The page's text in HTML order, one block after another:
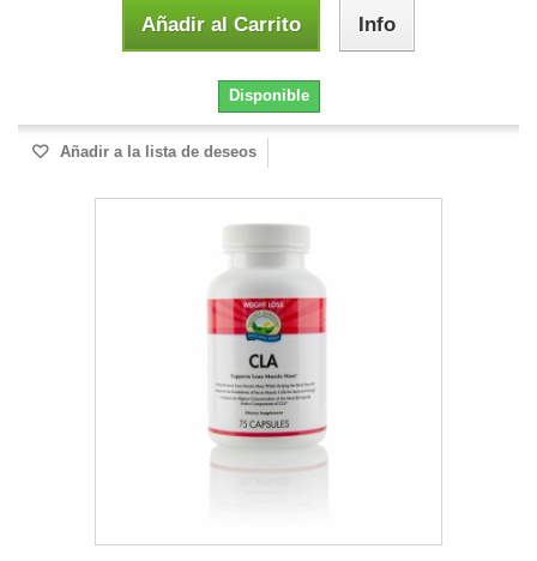
Añadir al Carrito Info
Disponible
Añadir a la lista de deseos